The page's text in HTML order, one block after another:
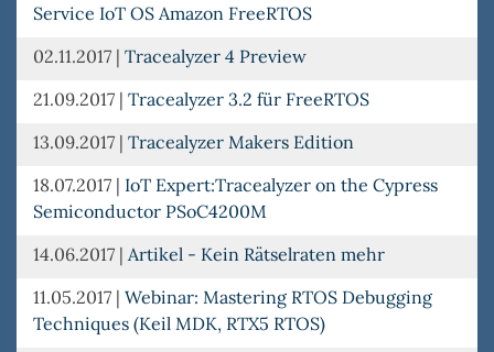
Service IoT OS Amazon FreeRTOS
02.11.2017 | Tracealyzer 4 Preview
21.09.2017 | Tracealyzer 3.2 für FreeRTOS
13.09.2017 | Tracealyzer Makers Edition
18.07.2017 | IoT Expert:Tracealyzer on the Cypress
Semiconductor PSoC4200M
14.06.2017 | Artikel - Kein Rätselraten mehr
11.05.2017 | Webinar: Mastering RTOS Debugging
Techniques (Keil MDK, RTX5 RTOS)